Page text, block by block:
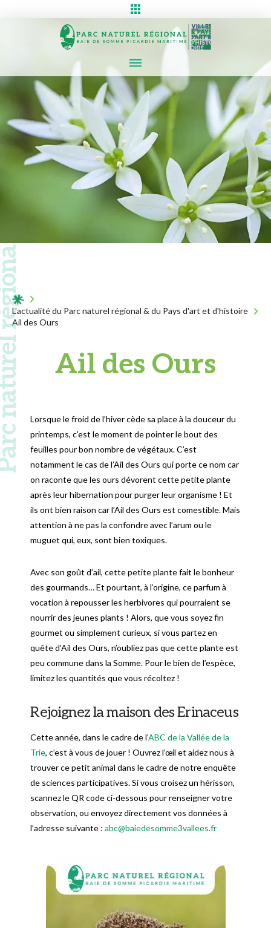
régional
Acceuil
L'actualité du Parc naturel régional & du Pays d'art et d'histoire
Ail des Ours
Ail des Ours
Lorsque le froid de l’hiver cède sa place à la douceur du
printemps, c’est le moment de pointer le bout des
feuilles pour bon nombre de végétaux. C’est
notamment le cas de l’Ail des Ours qui porte ce nom car
on raconte que les ours dévorent cette petite plante
après leur hibernation pour purger leur organisme ! Et
ils ont bien raison car l’Ail des Ours est comestible. Mais
attention à ne pas la confondre avec l’arum ou le
muguet qui, eux, sont bien toxiques.
Avec son goût d’ail, cette petite plante fait le bonheur
des gourmands… Et pourtant, à l’origine, ce parfum à
vocation à repousser les herbivores qui pourraient se
nourrir des jeunes plants ! Alors, que vous soyez fin
gourmet ou simplement curieux, si vous partez en
quête d’Ail des Ours, n’oubliez pas que cette plante est
peu commune dans la Somme. Pour le bien de l’espèce,
limitez les quantités que vous récoltez !
Rejoignez la maison des Erinaceus
Cette année, dans le cadre de l’ABC de la Vallée de la
Trie, c’est à vous de jouer ! Ouvrez l’œil et aidez nous à
trouver ce petit animal dans le cadre de notre enquête
de sciences participatives. Si vous croisez un hérisson,
scannez le QR code ci-dessous pour renseigner votre
observation, ou envoyez directement vos données à
l’adresse suivante :abc@baiedesomme3vallees.fr